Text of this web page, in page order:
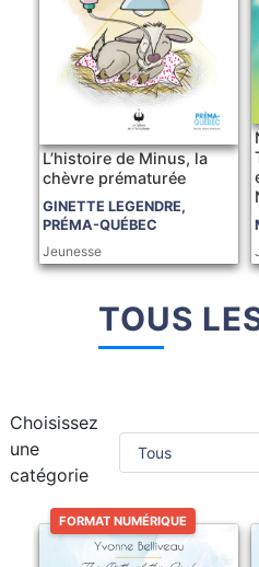
L’histoire de Minus, la
chèvre prématurée
GINETTE LEGENDRE,
PRÉMA-QUÉBEC
Jeunesse
TOUS
Choisissez
une
catégorie
FORMAT NUMÉRIQUE